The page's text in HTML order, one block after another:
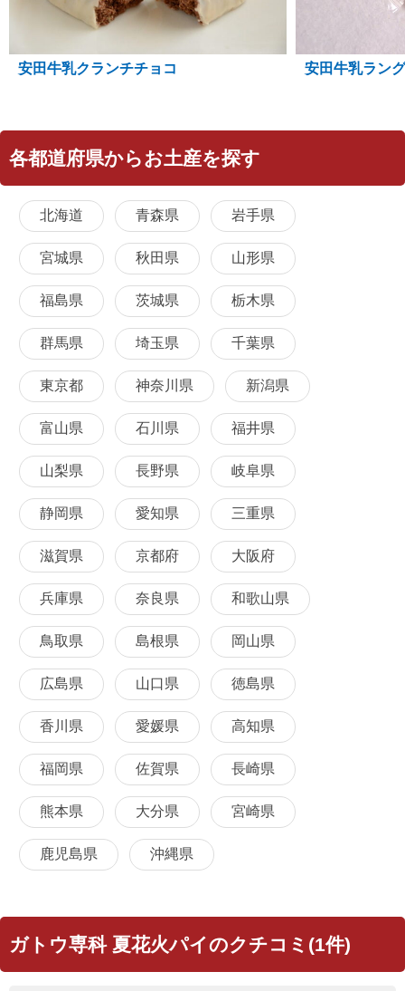
安田牛乳クランチチョコ 安田牛乳ラン
各都道府県からお土産を探す
北海道 青森県 岩手県
宮城県 秋田県 山形県
福島県 茨城県 栃木県
群馬県 埼玉県 千葉県
東京都 神奈川県 新潟県
富山県 石川県 福井県
山梨県 長野県 岐阜県
静岡県 愛知県 三重県
滋賀県 京都府 大阪府
兵庫県 奈良県 和歌山県
鳥取県 島根県 岡山県
広島県 山口県 徳島県
香川県 愛媛県 高知県
福岡県 佐賀県 長崎県
熊本県 大分県 宮崎県
鹿児島県 沖縄県
ガトウ専科 夏花火パイのクチコミ(1件)